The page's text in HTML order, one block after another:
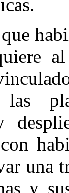
una
y